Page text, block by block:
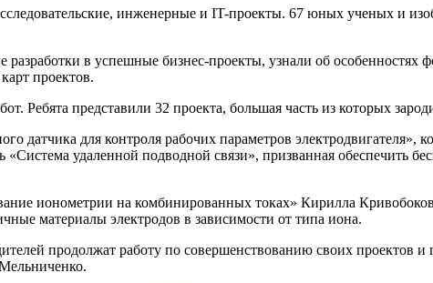
инженерные и IT-проекты. 67 юных ученых и
в успешные бизнес-проекты, узнали об
проектов.
Ребята представили 32 проекта, большая часть из которых
датчика для контроля рабочих параметров электродвигателя»,
«Система удаленной подводной связи», призванная обеспечить
ионометрии на комбинированных токах» Кирилла
материалы электродов в зависимости от типа иона.
продолжат работу по совершенствованию своих проектов